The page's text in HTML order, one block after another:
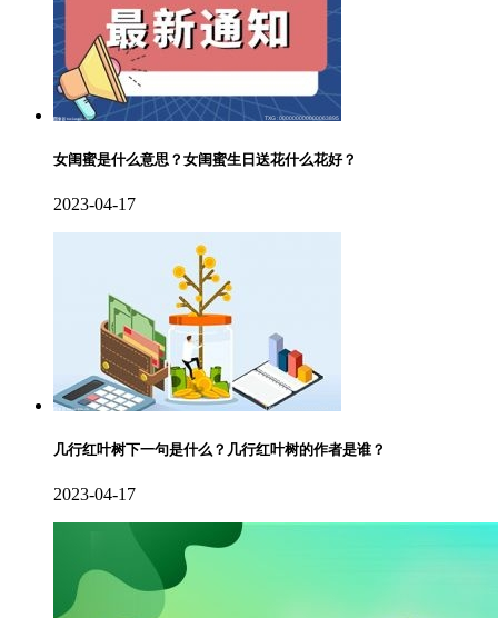
女闺蜜是什么意思？女闺蜜生日送花什么花好？
2023-04-17
几行红叶树下一句是什么？几行红叶树的作者是谁？
2023-04-17